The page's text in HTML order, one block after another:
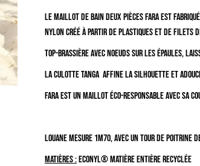
pièces
noir
pièces
noir
Le maillot de bain deux pièces Fara est
nylon créé à partir de plastiques et de filets
Top-brassière avec noeuds sur les épaules,
La culotte tanga affine la silhouette et
Fara est un maillot éco-responsable avec sa
Louane mesure 1m70, avec un tour de poitrine
Matières :ECONYL® Matière entière recyclée